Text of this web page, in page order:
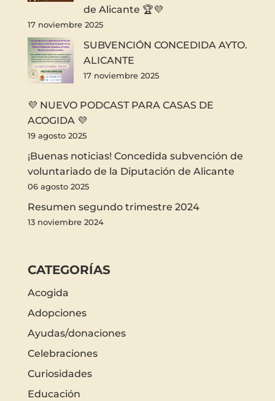
de Alicante 🏆💜
17 noviembre 2025
SUBVENCIÓN CONCEDIDA AYTO.
ALICANTE
17 noviembre 2025
💜 NUEVO PODCAST PARA CASAS DE
ACOGIDA 💜
19 agosto 2025
¡Buenas noticias! Concedida subvención de
voluntariado de la Diputación de Alicante
06 agosto 2025
Resumen segundo trimestre 2024
13 noviembre 2024
CATEGORÍAS
Acogida
Adopciones
Ayudas/donaciones
Celebraciones
Curiosidades
Educación